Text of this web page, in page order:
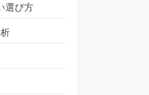
選び方